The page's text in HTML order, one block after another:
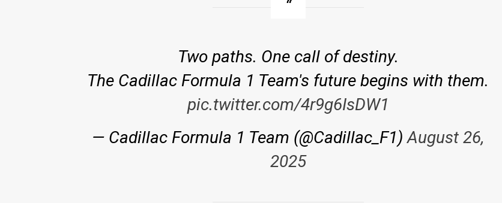
Two paths. One call of destiny.
The Cadillac Formula 1 Team's future begins with them.
pic.twitter.com/4r9g6IsDW1
— Cadillac Formula 1 Team (@Cadillac_F1)August 26,
2025